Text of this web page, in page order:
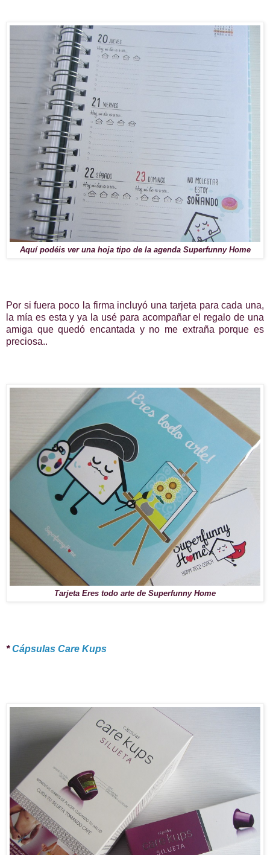
Aquí podéis ver una hoja tipo de la agenda Superfunny Home
Por si fuera poco la firma incluyó una tarjeta para cada una,
la mía es esta y ya la usé para acompañar el regalo de una
amiga que quedó encantada y no me extraña porque es
preciosa..
Tarjeta Eres todo arte de Superfunny Home
*Cápsulas Care Kups